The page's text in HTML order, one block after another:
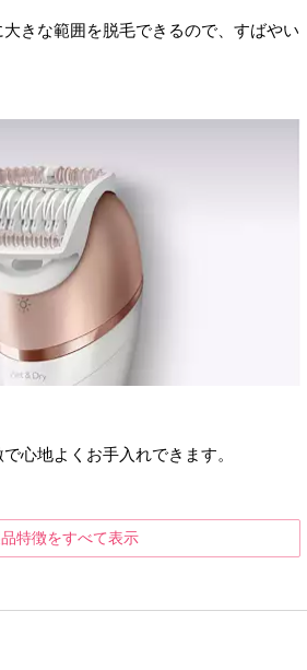
きな範囲を脱毛できるので、すばやい
心地よくお手入れできます。
特徴をすべて表示